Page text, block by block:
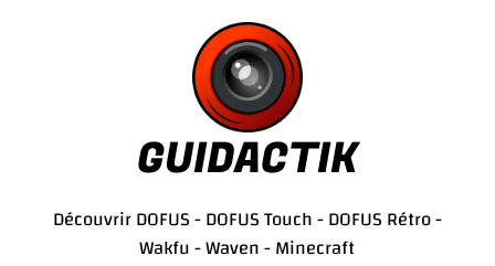
GUIDACTIK
DécouvrirDOFUS-DOFUS Touch-DOFUS Rétro-
Wakfu-Waven-Minecraft